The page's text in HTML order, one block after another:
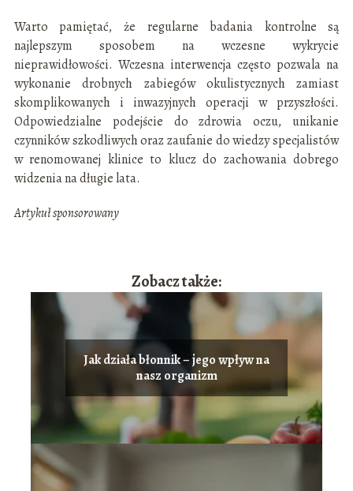
Warto pamiętać, że regularne badania kontrolne są
najlepszym sposobem na wczesne wykrycie
nieprawidłowości. Wczesna interwencja często pozwala na
wykonanie drobnych zabiegów okulistycznych zamiast
skomplikowanych i inwazyjnych operacji w przyszłości.
Odpowiedzialne podejście do zdrowia oczu, unikanie
czynników szkodliwych oraz zaufanie do wiedzy specjalistów
w renomowanej klinice to klucz do zachowania dobrego
widzenia na długie lata.
Artykuł sponsorowany
Zobacz także:
Jak działa błonnik – jego wpływ na
nasz organizm